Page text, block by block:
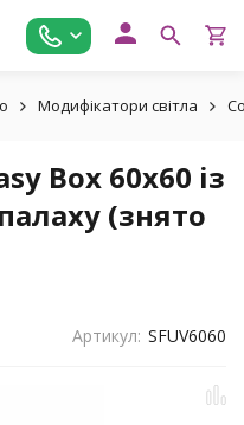
Модифікатори світла
Box 60x60 із
(знято
Артикул: SFUV6060